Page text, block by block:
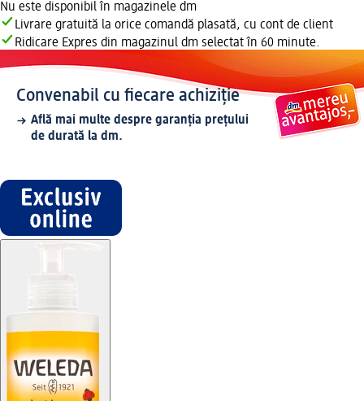
Nu este disponibil în magazinele dm
Livrare gratuită la orice comandă plasată, cu cont de client
Ridicare Expres din magazinul dm selectat în 60 minute.
Convenabil cu fiecare achiziție
Află mai multe despre garanția prețului
de durată la dm.